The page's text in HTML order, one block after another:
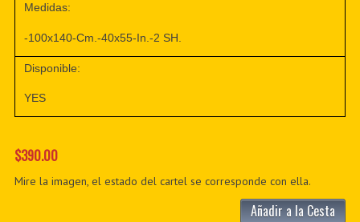
Medidas:
-100x140-Cm.-40x55-In.-2 SH.
Disponible:
YES
$390.00
Mire la imagen, el estado del cartel se corresponde con ella.
Añadir a la Cesta